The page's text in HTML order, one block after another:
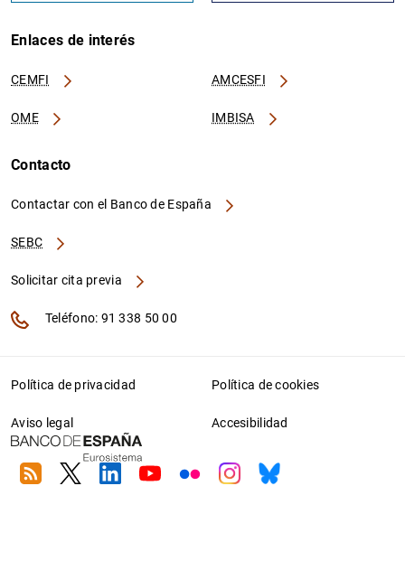
Enlaces de interés
CEMFI AMCESFI
OME IMBISA
Contacto
Contactar con el Banco de España
SEBC
Solicitar cita previa
Teléfono: 91 338 50 00
Política de privacidad Política de cookies
Aviso legal Accesibilidad
RSS TwitterLinkedin
YoutubeFlickrInstagram
Bluesky